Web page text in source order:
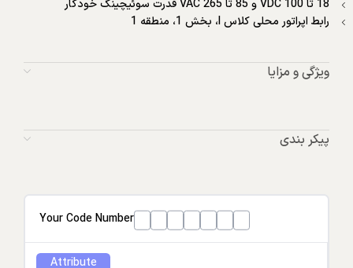
18 تا 100 VDC و 85 تا 265 VAC قدرت سوئیچینگ خودکار
رابط اپراتور محلی کلاس I، بخش 1، منطقه 1
ویژگی و مزایا
پیکر بندی
Your Code Number
Attribute